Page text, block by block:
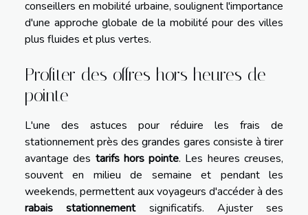
conseillers en mobilité urbaine, soulignent l'importance
d'une approche globale de la mobilité pour des villes
plus fluides et plus vertes.
Profiter des offres hors heures de
pointe
L'une des astuces pour réduire les frais de
stationnement près des grandes gares consiste à tirer
avantage des tarifs hors pointe. Les heures creuses,
souvent en milieu de semaine et pendant les
weekends, permettent aux voyageurs d'accéder à des
rabais stationnementsignificatifs. Ajuster ses